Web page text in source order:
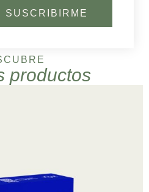
SUSCRIBIRME
productos